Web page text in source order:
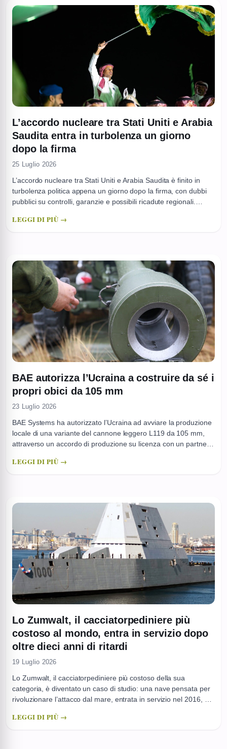
L’accordo nucleare tra Stati Uniti e Arabia
Saudita entra in turbolenza un giorno
dopo la firma
25 Luglio 2026
L’accordo nucleare tra Stati Uniti e Arabia Saudita è finito in
turbolenza politica appena un giorno dopo la firma, con dubbi
pubblici su controlli, garanzie e possibili ricadute regionali.
riapre un tema che in Medio Oriente è sempre sensibile: la
LEGGI DI PIÙ →
BAE autorizza l’Ucraina a costruire da sé i
propri obici da 105 mm
23 Luglio 2026
BAE Systems ha autorizzato l’Ucraina ad avviare la produzione
locale di una variante del cannone leggero L119 da 105 mm,
attraverso un accordo di produzione su licenza con un partner
specializzati, si inserisce nella linea di sostegno industriale
LEGGI DI PIÙ →
Lo Zumwalt, il cacciatorpediniere più
costoso al mondo, entra in servizio dopo
oltre dieci anni di ritardi
19 Luglio 2026
Lo Zumwalt, il cacciatorpediniere più costoso della sua
categoria, è diventato un caso di studio: una nave pensata per
rivoluzionare l’attacco dal mare, entrata in servizio nel 2016, ma
ripensamenti. Nella narrativa ufficiale è una piattaforma “di
LEGGI DI PIÙ →